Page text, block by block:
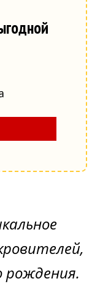
рождения.